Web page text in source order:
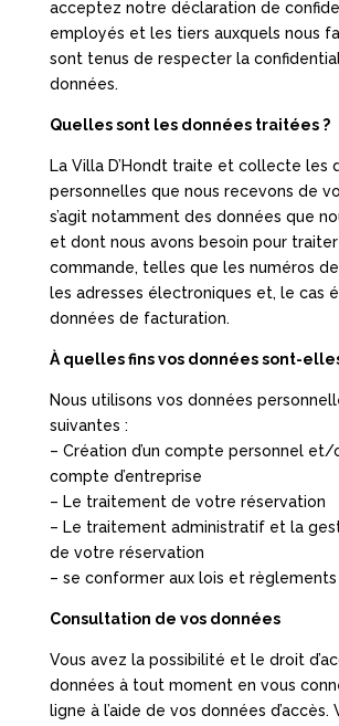
acceptez notre déclaration de
employés et les tiers auxquels nous
sont tenus de respecter la
données.
Quelles sont les données traitées ?
La Villa D’Hondt traite et collecte les
personnelles que nous recevons de
s’agit notamment des données que
et dont nous avons besoin pour
commande, telles que les numéros
les adresses électroniques et, le cas
données de facturation.
À quelles fins vos données sont-
Nous utilisons vos données
suivantes :
– Création d’un compte personnel et/
compte d’entreprise
– Le traitement de votre réservation
– Le traitement administratif et la
de votre réservation
– se conformer aux lois et règlements
Consultation de vos données
Vous avez la possibilité et le droit
données à tout moment en vous
ligne à l’aide de vos données d’accès.